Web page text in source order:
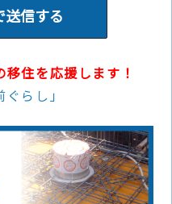
住を応援します！
らし」